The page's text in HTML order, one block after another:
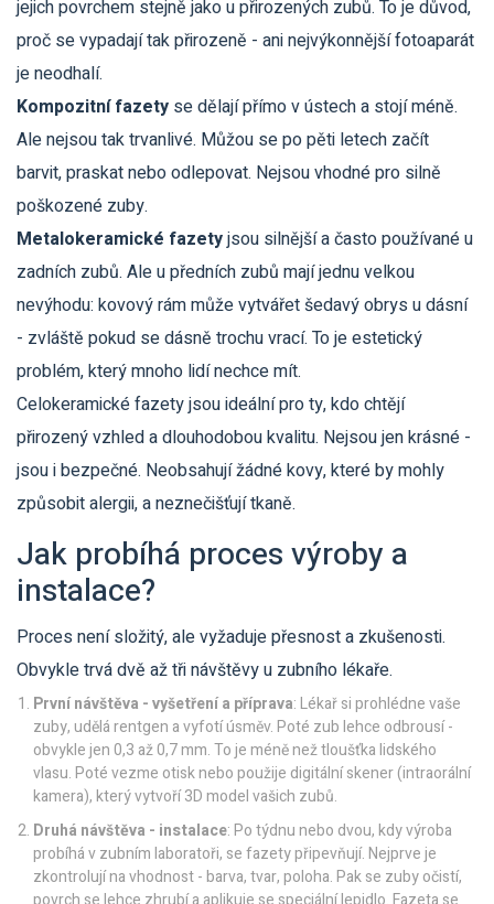
jejich povrchem stejně jako u přirozených zubů. To je důvod,
proč se vypadají tak přirozeně - ani nejvýkonnější fotoaparát
je neodhalí.
Kompozitní fazety se dělají přímo v ústech a stojí méně.
Ale nejsou tak trvanlivé. Můžou se po pěti letech začít
barvit, praskat nebo odlepovat. Nejsou vhodné pro silně
poškozené zuby.
Metalokeramické fazetyjsou silnější a často používané u
zadních zubů. Ale u předních zubů mají jednu velkou
nevýhodu: kovový rám může vytvářet šedavý obrys u dásní
- zvláště pokud se dásně trochu vrací. To je estetický
problém, který mnoho lidí nechce mít.
Celokeramické fazety jsou ideální pro ty, kdo chtějí
přirozený vzhled a dlouhodobou kvalitu. Nejsou jen krásné -
jsou i bezpečné. Neobsahují žádné kovy, které by mohly
způsobit alergii, a neznečišťují tkaně.
Jak probíhá proces výroby a
instalace?
Proces není složitý, ale vyžaduje přesnost a zkušenosti.
Obvykle trvá dvě až tři návštěvy u zubního lékaře.
První návštěva - vyšetření a příprava: Lékař si prohlédne vaše
zuby, udělá rentgen a vyfotí úsměv. Poté zub lehce odbrousí -
obvykle jen 0,3 až 0,7 mm. To je méně než tloušťka lidského
vlasu. Poté vezme otisk nebo použije digitální skener (intraorální
kamera), který vytvoří 3D model vašich zubů.
Druhá návštěva - instalace: Po týdnu nebo dvou, kdy výroba
probíhá v zubním laboratoři, se fazety připevňují. Nejprve je
zkontrolují na vhodnost - barva, tvar, poloha. Pak se zuby očistí,